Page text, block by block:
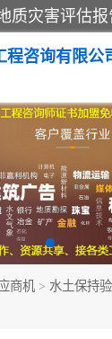
程咨询有限公
商机 > 水土保持
告 工